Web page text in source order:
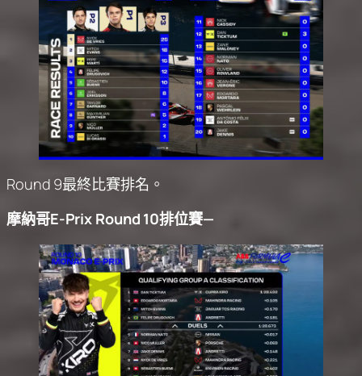
Round 9最終比賽排名。
摩納哥E-Prix Round 10排位賽—